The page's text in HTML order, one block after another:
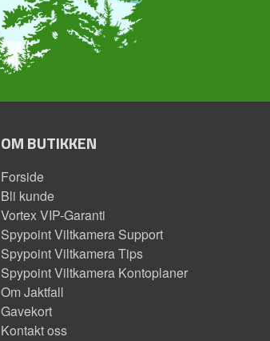
OM BUTIKKEN
Forside
Bli kunde
Vortex VIP-Garanti
Spypoint Viltkamera Support
Spypoint Viltkamera Tips
Spypoint Viltkamera Kontoplaner
Om Jaktfall
Gavekort
Kontakt oss